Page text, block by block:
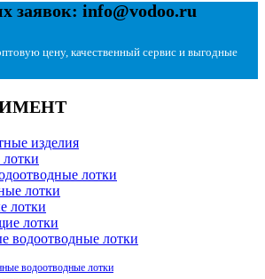
info@vodoo.ru
цену, качественный сервис и выгодные
изделия
лотки
лотки
лотки
лотки
водоотводные лотки
водоотводные лотки